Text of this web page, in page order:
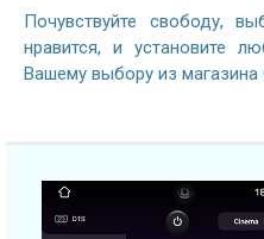
Почувствуйте свободу,
нравится, и установите
Вашему выбору из магазина